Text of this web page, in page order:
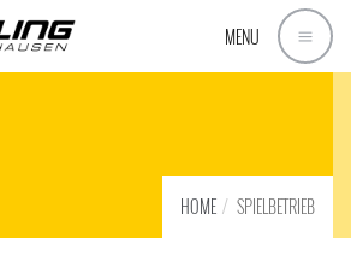
MENU
HOME SPIELBETRIEB